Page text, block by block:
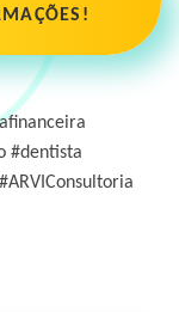
#dentista